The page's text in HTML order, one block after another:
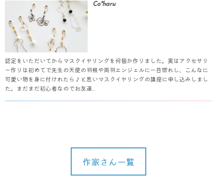
Co*haru
認定をいただいてからマスクイヤリングを何個か作りました。実はアクセサリ
ー作りは初めてで先生の天使の羽根や両羽エンジェルに一目惚れし、こんなに
可愛い物を身に付けれたら♪と思いマスクイヤリングの講座に申し込みしまし
た。まだまだ初心者なのでお友達...
作家さん一覧